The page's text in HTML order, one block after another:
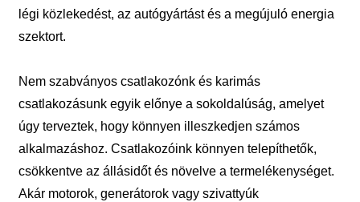
légi közlekedést, az autógyártást és a megújuló energia
szektort.
Nem szabványos csatlakozónk és karimás
csatlakozásunk egyik előnye a sokoldalúság, amelyet
úgy terveztek, hogy könnyen illeszkedjen számos
alkalmazáshoz. Csatlakozóink könnyen telepíthetők,
csökkentve az állásidőt és növelve a termelékenységet.
Akár motorok, generátorok vagy szivattyúk